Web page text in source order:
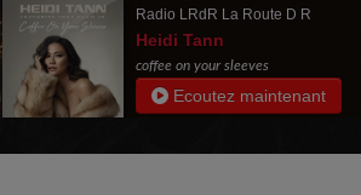
Radio LRdR La Route D R
Heidi Tann
coffee on your sleeves
Ecoutez maintenant